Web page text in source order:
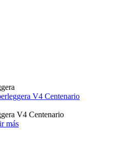
V4 Centenario
V4 Centenario
más